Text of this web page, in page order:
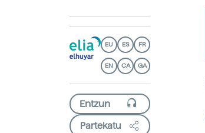
EU ES FR
EN CA GA
Partekatu